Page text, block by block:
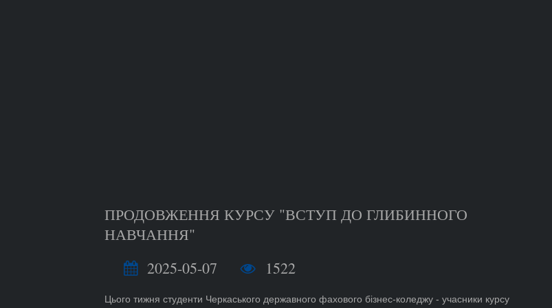
ПРОДОВЖЕННЯ КУРСУ "ВСТУП ДО ГЛИБИННОГО
НАВЧАННЯ"
2025-05-07
1522
Цього тижня студенти Черкаського державного фахового бізнес-коледжу - учасники курсу